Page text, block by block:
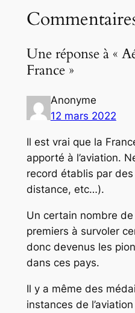
Une réponse à «
France »
Anonyme
12 mars 2022
Il est vrai que la
apporté à l’aviation.
record établis par
distance, etc…).
Un certain nombre
premiers à survoler
donc devenus les
dans ces pays.
Il y a même des
instances de